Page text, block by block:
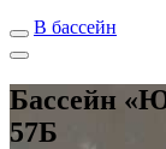
В бассейн
Бассейн
57Б